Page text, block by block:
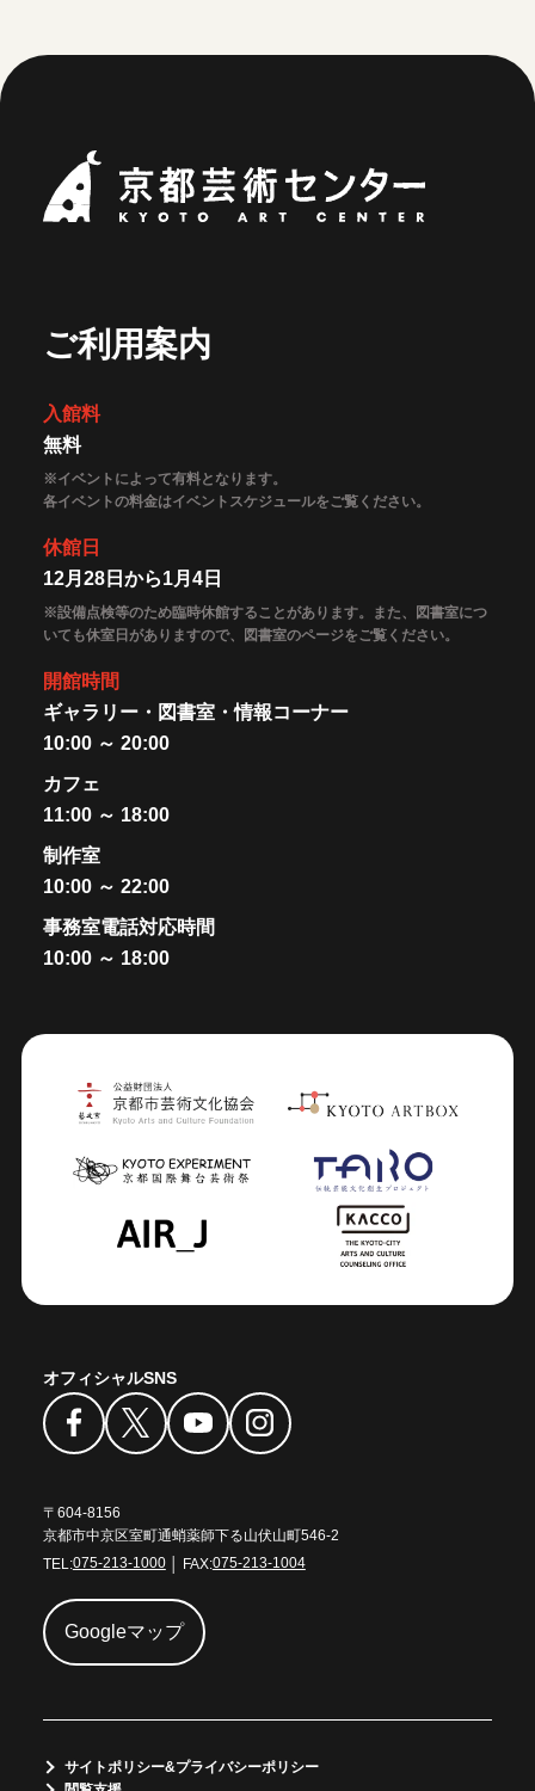
ご利用案内
入館料
無料
※イベントによって有料となります。
各イベントの料金はイベントスケジュールをご覧ください。
休館日
12月28日から1月4日
※設備点検等のため臨時休館することがあります。また、図書室につ
いても休室日がありますので、図書室のページをご覧ください。
開館時間
ギャラリー・図書室・情報コーナー
10:00 ～ 20:00
カフェ
11:00 ～ 18:00
制作室
10:00 ～ 22:00
事務室電話対応時間
10:00 ～ 18:00
オフィシャルSNS
〒604-8156
京都市中京区室町通蛸薬師下る山伏山町546-2
TEL:075-213-1000│ FAX:075-213-1004
Googleマップ
サイトポリシー&プライバシーポリシー